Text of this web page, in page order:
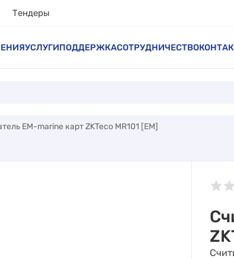
Тендеры
УСЛУГИПОДДЕРЖКАСОТРУДНИЧЕСТВО
EM-marine карт ZKTeco MR101 [EM]